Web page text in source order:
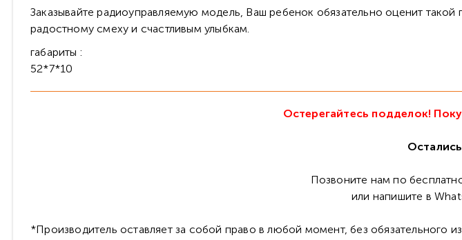
Заказывайте радиоуправляемую модель, Ваш ребенок обязательно оценит
радостному смеху и счастливым улыбкам.
габариты :
52*7*10
Остерегайтесь подделок!
Позвоните нам по
или напишите в
*Производитель оставляет за собой право в любой момент, без обязательного